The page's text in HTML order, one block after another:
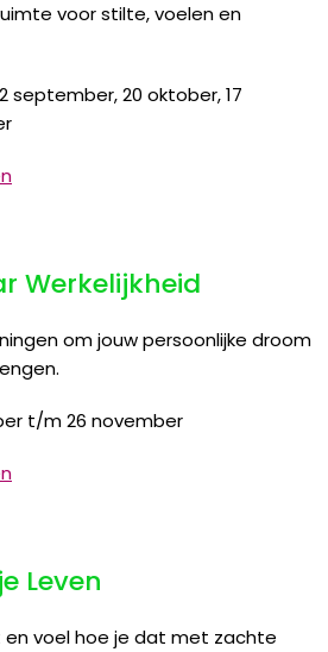
voor stilte, voelen en
september,20 oktober,17
Werkelijkheid
om jouw persoonlijke droom
t/m 26 november
Leven
voel hoe je dat met zachte